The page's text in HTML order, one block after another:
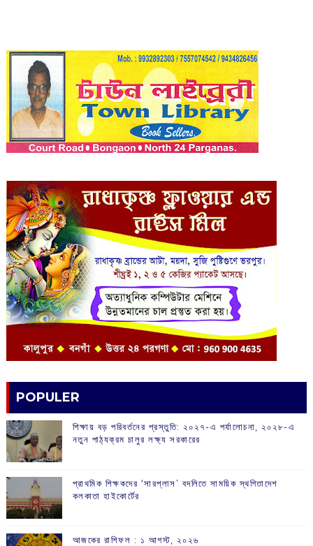
POPULER
শিক্ষায় বড় পরিবর্তনের প্রস্তুতি: ২০২৭-এ পর্যালোচনা, ২০২৮-এ
নতুন পাঠ্যক্রম চালুর লক্ষ্য সরকারের
প্রাথমিক শিক্ষকদের ‘সারপ্লাস’ বদলিতে সাময়িক স্থগিতাদেশ
কলকাতা হাইকোর্টের
আজকের রাশিফল :‌ ‌‌১ আগস্ট, ২০২৬